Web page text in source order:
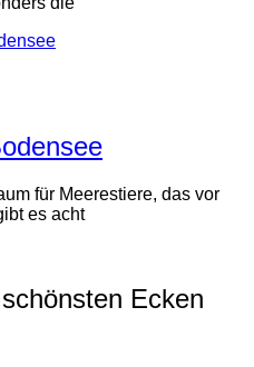
für Meerestiere, das vor
es acht
Ecken